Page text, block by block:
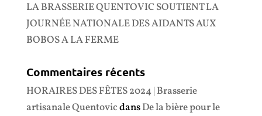
LA BRASSERIE QUENTOVIC SOUTIENT LA
JOURNÉE NATIONALE DES AIDANTS AUX
BOBOS A LA FERME
Commentaires récents
HORAIRES DES FÊTES 2024 | Brasserie
artisanale QuentovicdansDe la bière pour le